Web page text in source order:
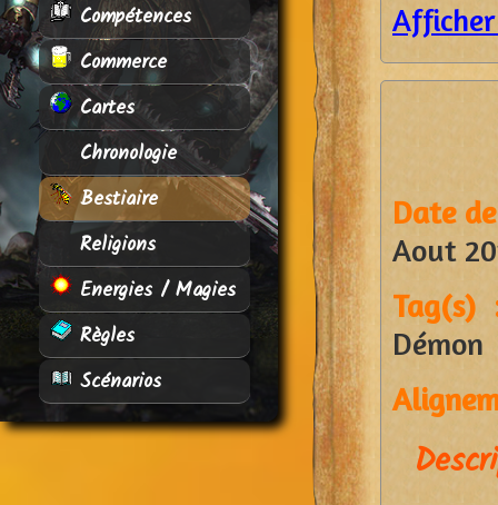
Compétences
Commerce
Cartes
Chronologie
Bestiaire
Religions
Energies / Magies
Règles
Scénarios
Date
Aout
Tag(s)
Démon